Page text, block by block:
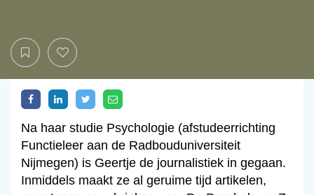
Na haar studie Psychologie (afstudeerrichting
Functieleer aan de Radbouduniversiteit
Nijmegen) is Geertje de journalistiek in gegaan.
Inmiddels maakt ze al geruime tijd artikelen,